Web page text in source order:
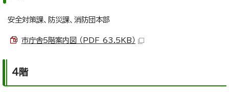
安全対策課、防災課、消防団本部
市庁舎5階案内図 （PDF 63.5KB）
4階